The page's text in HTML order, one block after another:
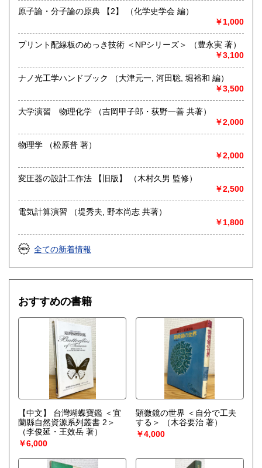
9:00〜17:00 ※買取・仕入れ等で不在の場合がございます
定休日：水曜日・日曜日・年末年始
自然科学等の学術書・専門書・その他資料買取り致します。
電話・FAX・メール等でお気軽にご相談下さいませ。
出張買取・配送料着払い(当店の支払い)で送って頂くことも
※お送り頂く場合は必ず事前にご連絡下さいませ。
自然科学、外国書、古書一般（その他）
【地球科学(地質・鉱物)・天文学・動物学・植物学・その他
原子論・分子論の原典 【2】 （化学史学会 編）
￥1,000
プリント配線板のめっき技術 ＜NPシリーズ＞ （豊永実 著）
￥3,100
ナノ光工学ハンドブック （大津元一, 河田聡, 堀裕和 編）
￥3,500
大学演習 物理化学 （吉岡甲子郎・荻野一善 共著）
￥2,000
物理学 （松原普 著）
￥2,000
変圧器の設計工作法 【旧版】 （木村久男 監修）
￥2,500
電気計算演習 （堤秀夫, 野本尚志 共著）
￥1,800
全ての新着情報
おすすめの書籍
【中文】 台灣蝴蝶寶鑑 ＜宜
蘭縣自然資源系列叢書 2＞
（李俊延・王效岳 著）
￥6,000
顕微鏡の世界 ＜自分で工夫
する＞
（木谷要治 著）
￥4,000